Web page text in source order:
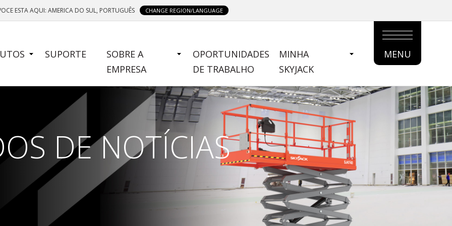
ESTA AQUI: AMERICA DO SUL, PORTUGUÊS CHANGE REGION/LANGUAGE
SUPORTE
SOBRE A
EMPRESA
OPORTUNIDADES
DE TRABALHO
MINHA
SKYJACK
MAIN
MENU
MENU
DE NOTÍCIAS